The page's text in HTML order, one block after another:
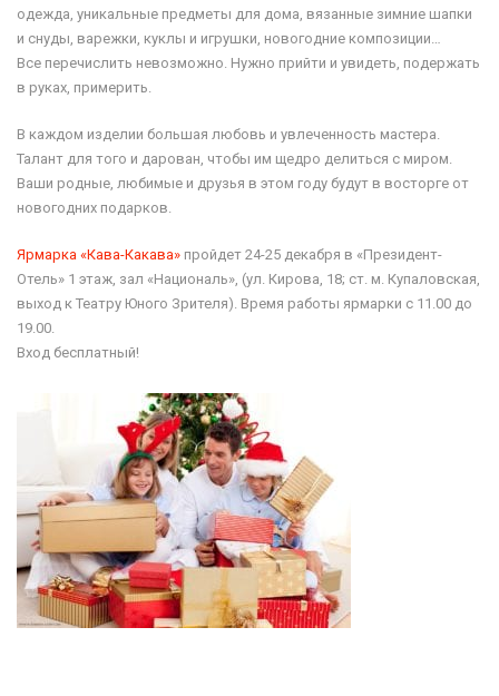
одежда, уникальные предметы для дома, вязанные зимние шапки
и снуды, варежки, куклы и игрушки, новогодние композиции…
Все перечислить невозможно. Нужно прийти и увидеть, подержать
в руках, примерить.
В каждом изделии большая любовь и увлеченность мастера.
Талант для того и дарован, чтобы им щедро делиться с миром.
Ваши родные, любимые и друзья в этом году будут в восторге от
новогодних подарков.
Ярмарка «Кава-Какава» пройдет 24-25 декабря в «Президент-
Отель» 1 этаж, зал «Националь», (ул. Кирова, 18; ст. м. Купаловская,
выход к Театру Юного Зрителя). Время работы ярмарки с 11.00 до
19.00.
Вход бесплатный!